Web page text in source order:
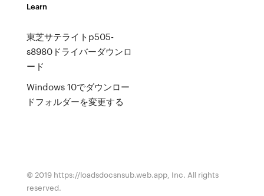
Learn
東芝サテライトp505-
s8980ドライバーダウンロ
ード
Windows 10でダウンロー
ドフォルダーを変更する
© 2019 https://loadsdocsnsub.web.app, Inc. All rights
reserved.